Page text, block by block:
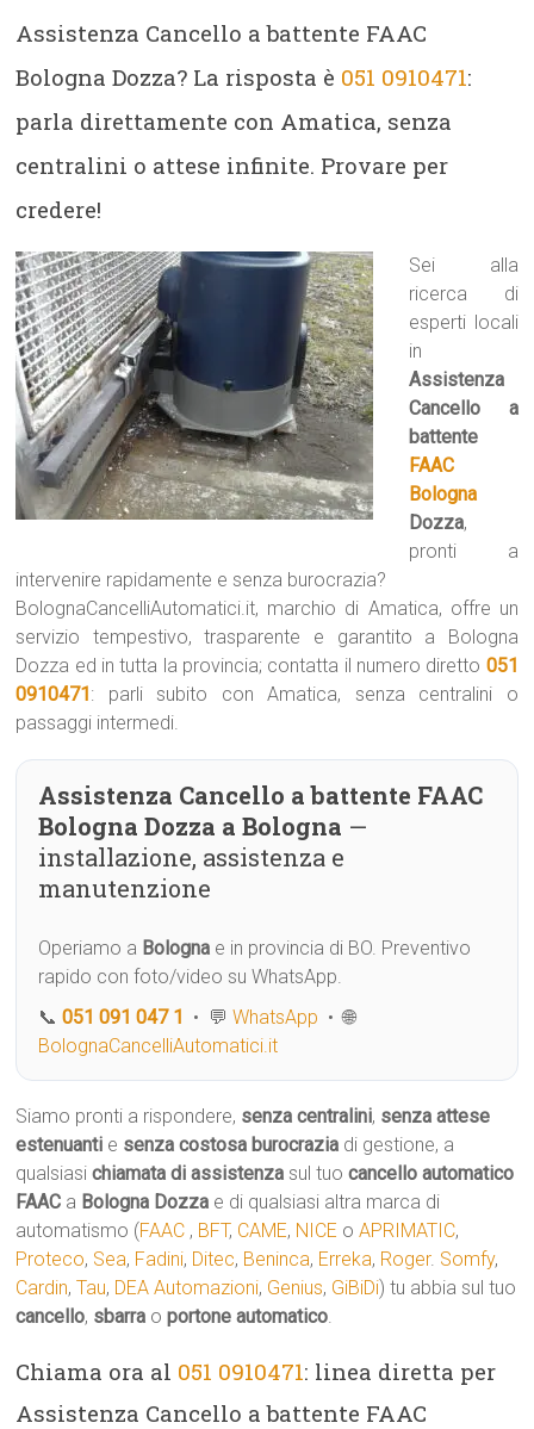
Assistenza Cancello a battente FAAC
Bologna Dozza? La risposta è 051 0910471:
parla direttamente con Amatica, senza
centralini o attese infinite. Provare per
credere!
Sei alla
ricerca di
esperti locali
in
Assistenza
Cancello a
battente
FAAC
Bologna
Dozza,
pronti a
intervenire rapidamente e senza burocrazia?
BolognaCancelliAutomatici.it, marchio di Amatica, offre un
servizio tempestivo, trasparente e garantito a Bologna
Dozza ed in tutta la provincia; contatta il numero diretto 051
0910471: parli subito con Amatica, senza centralini o
passaggi intermedi.
Assistenza Cancello a battente FAAC
Bologna Dozza a Bologna —
installazione, assistenza e
manutenzione
Operiamo a Bologna e in provincia di BO. Preventivo
rapido con foto/video su WhatsApp.
📞051 091 047 1 • 💬WhatsApp • 🌐
BolognaCancelliAutomatici.it
Siamo pronti a rispondere, senza centralini, senza attese
estenuanti e senza costosa burocrazia di gestione, a
qualsiasichiamata di assistenza sul tuocancello automatico
FAAC a Bologna Dozza e di qualsiasi altra marca di
automatismo (FAAC , BFT, CAME, NICE oAPRIMATIC,
Proteco, Sea, Fadini, Ditec, Beninca, Erreka, Roger. Somfy,
Cardin,Tau, DEA Automazioni, Genius, GiBiDi) tu abbia sul tuo
cancello, sbarra oportone automatico.
Chiama ora al 051 0910471: linea diretta per
Assistenza Cancello a battente FAAC